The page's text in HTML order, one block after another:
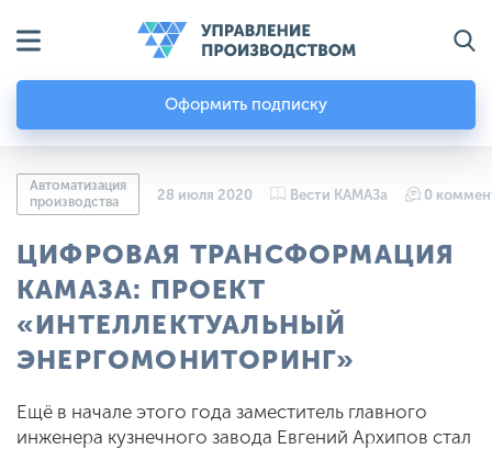
Оформить подписку
Автоматизация
производства
28 июля 2020 Вести КАМАЗа 0
ЦИФРОВАЯ ТРАНСФОРМАЦИЯ
КАМАЗА: ПРОЕКТ
«ИНТЕЛЛЕКТУАЛЬНЫЙ
ЭНЕРГОМОНИТОРИНГ»
Ещё в начале этого года заместитель главного
инженера кузнечного завода Евгений Архипов стал